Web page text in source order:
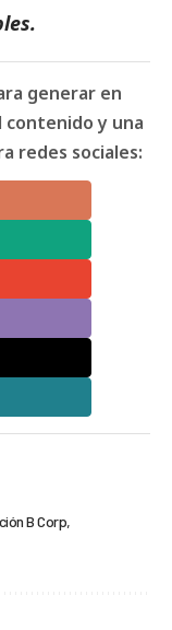
.
generar en
contenido y una
redes sociales:
B Corp